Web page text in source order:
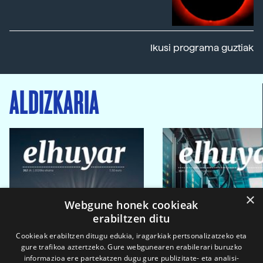
Ikusi programa guztiak
ALDIZKARIA
×
Webgune honek cookieak
erabiltzen ditu
Cookieak erabiltzen ditugu edukia, iragarkiak pertsonalizatzeko eta
gure trafikoa aztertzeko. Gure webgunearen erabilerari buruzko
informazioa ere partekatzen dugu gure publizitate- eta analisi-